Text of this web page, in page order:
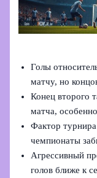
Голы
матчу, но
Конец второго
матча,
Фактор
чемпионаты
Агрессивный
голов ближе к